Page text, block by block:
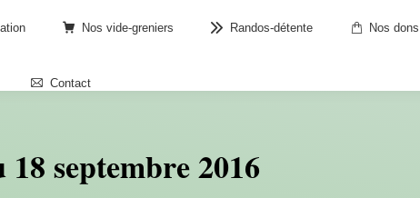
Nos vide-greniers Randos-détente Nos dons
Contact
septembre 2016